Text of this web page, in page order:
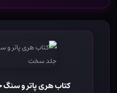
کتاب هری پاتر و